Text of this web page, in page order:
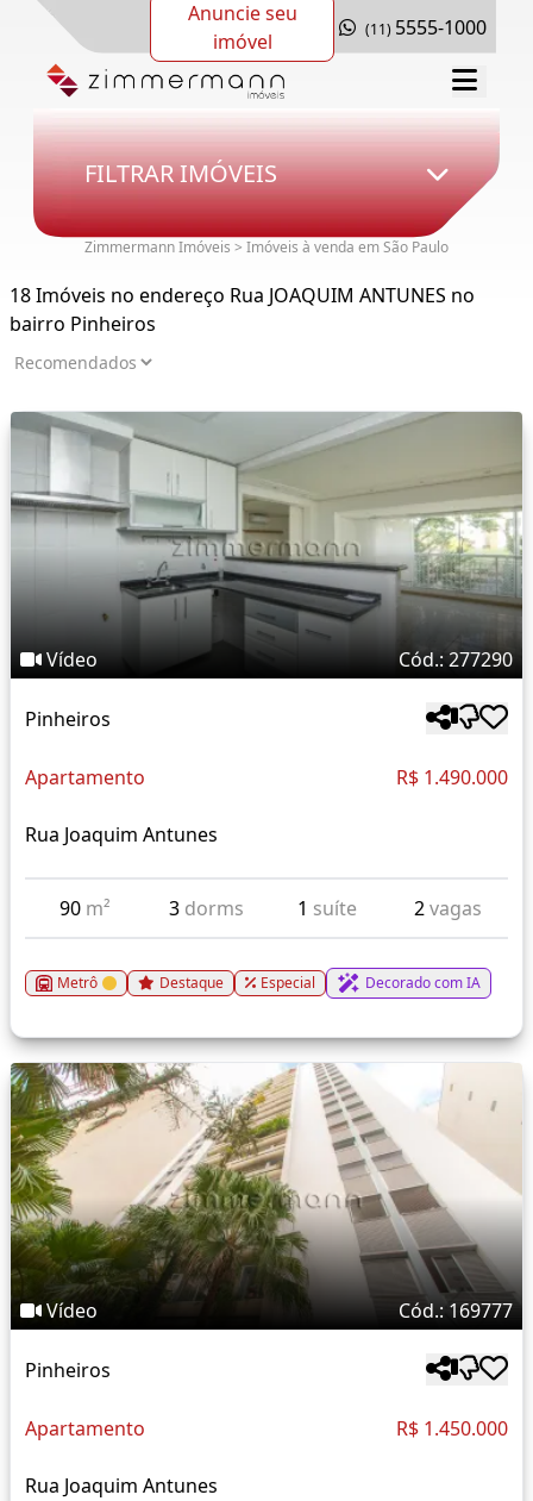
Anuncie seu
imóvel
(11) 5555-1000
FILTRAR IMÓVEIS
Zimmermann Imóveis > Imóveis à venda em São Paulo
18 Imóveis no endereço Rua JOAQUIM ANTUNES no
bairro Pinheiros
Vídeo Cód.: 277290
Pinheiros
Apartamento R$ 1.490.000
Rua Joaquim Antunes
90 m² 3 dorms 1 suíte 2vagas
Metrô Destaque Especial Decorado com IA
Vídeo Cód.: 169777
Pinheiros
Apartamento R$ 1.450.000
Rua Joaquim Antunes